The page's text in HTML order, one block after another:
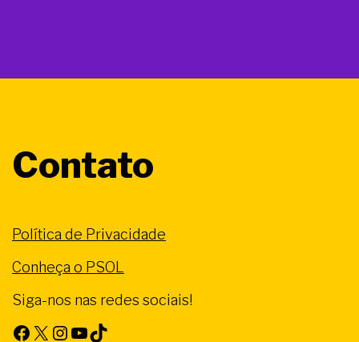
Contato
Política de Privacidade
Conheça o PSOL
Siga-nos nas redes sociais!
Facebook X Instagram Youtube TikTok